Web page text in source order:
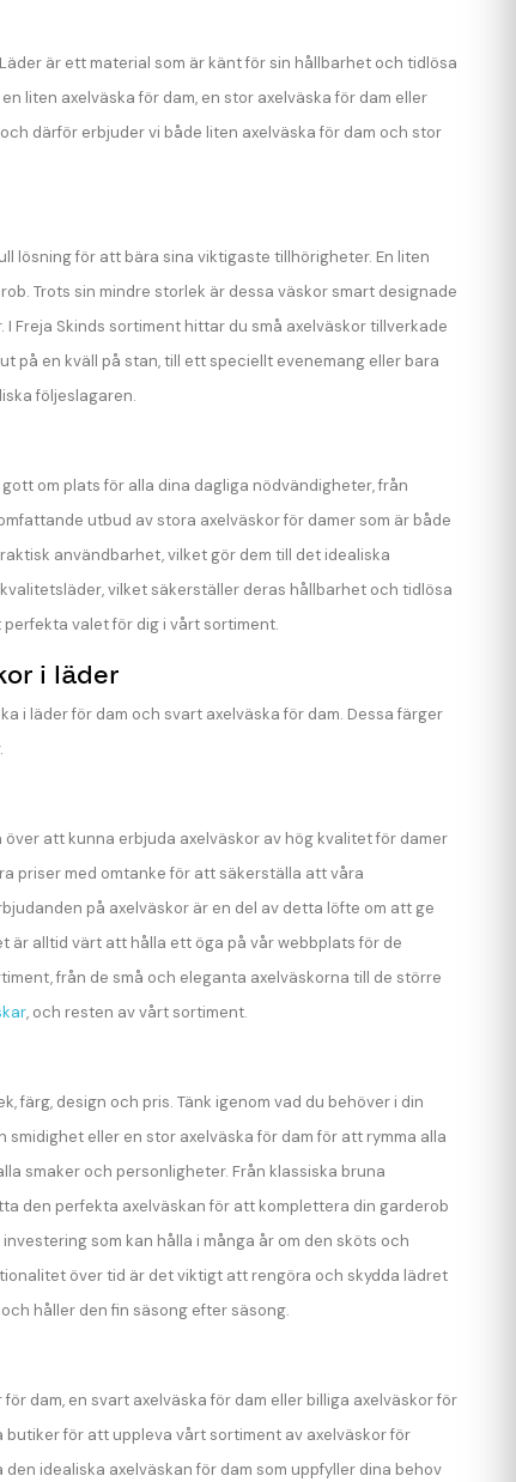
är ett material som är känt för sin hållbarhet och tidlösa
liten axelväska för dam, en stor axelväska för dam eller
därför erbjuder vi både liten axelväska för dam och stor
lösning för att bära sina viktigaste tillhörigheter. En liten
Trots sin mindre storlek är dessa väskor smart designade
Freja Skinds sortiment hittar du små axelväskor tillverkade
på en kväll på stan, till ett speciellt evenemang eller bara
följeslagaren.
om plats för alla dina dagliga nödvändigheter, från
utbud av stora axelväskor för damer som är både
användbarhet, vilket gör dem till det idealiska
vilket säkerställer deras hållbarhet och tidlösa
valet för dig i vårt sortiment.
i läder
i läder för dam och svart axelväska för dam. Dessa färger
att kunna erbjuda axelväskor av hög kvalitet för damer
priser med omtanke för att säkerställa att våra
på axelväskor är en del av detta löfte om att ge
alltid värt att hålla ett öga på vår webbplats för de
från de små och eleganta axelväskorna till de större
, och resten av vårt sortiment.
färg, design och pris. Tänk igenom vad du behöver i din
eller en stor axelväska för dam för att rymma alla
smaker och personligheter. Från klassiska bruna
den perfekta axelväskan för att komplettera din garderob
som kan hålla i många år om den sköts och
över tid är det viktigt att rengöra och skydda lädret
håller den fin säsong efter säsong.
dam, en svart axelväska för dam eller billiga axelväskor för
för att uppleva vårt sortiment av axelväskor för
idealiska axelväskan för dam som uppfyller dina behov